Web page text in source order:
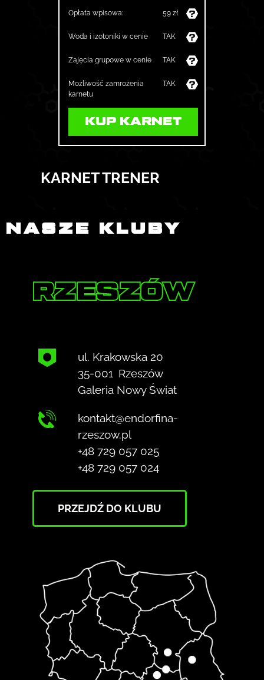
Opłata wpisowa: 59 zł
Woda i izotoniki w cenie TAK
Zajęcia grupowe w cenie TAK
Możliwość zamrożenia
karnetu
TAK
KUP KARNET
KARNET TRENER
NASZE KLUBY
RZESZÓW
ul. Krakowska 20
35-001 Rzeszów
Galeria Nowy Świat
kontakt@endorfina-
rzeszow.pl
+48 729 057 025
+48 729 057 024
PRZEJDŹ DO KLUBU